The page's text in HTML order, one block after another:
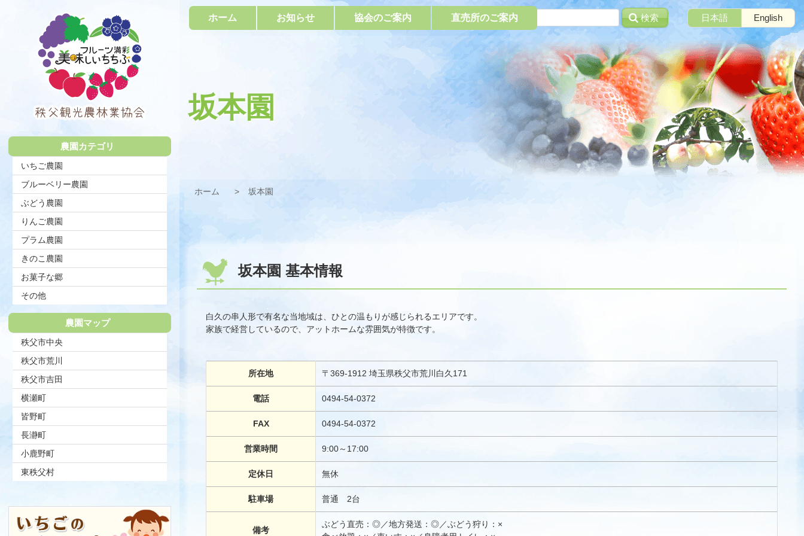
検索 日本語 English
ホーム お知らせ 協会のご案内 直売所のご案内
坂本園
ホーム 坂本園
坂本園 基本情報
白久の串人形で有名な当地域は、ひとの温もりが感じられるエリアです。
家族で経営しているので、アットホームな雰囲気が特徴です。
所在地 〒369-1912 埼玉県秩父市荒川白久171
電話 0494-54-0372
FAX 0494-54-0372
営業時間 9:00～17:00
定休日 無休
駐車場 普通 2台
備考
ぶどう直売：◎／地方発送：◎／ぶどう狩り：×
秩父観光農
林業協会
農園カテゴリ
いちご農園
ブルーベリー農園
ぶどう農園
りんご農園
プラム農園
きのこ農園
お菓子な郷
その他
農園マップ
秩父市中央
秩父市荒川
秩父市吉田
横瀬町
皆野町
長瀞町
小鹿野町
東秩父村